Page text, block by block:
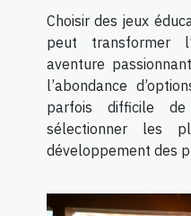
Choisir des jeux
peut transformer
aventure
l’abondance
parfois difficile
sélectionner les
développement des